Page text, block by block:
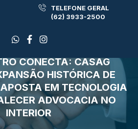
TELEFONE GERAL
(62) 3933-2500
CONECTA: CASAG
HISTÓRICA DE
EM TECNOLOGIA
ADVOCACIA NO
INTERIOR